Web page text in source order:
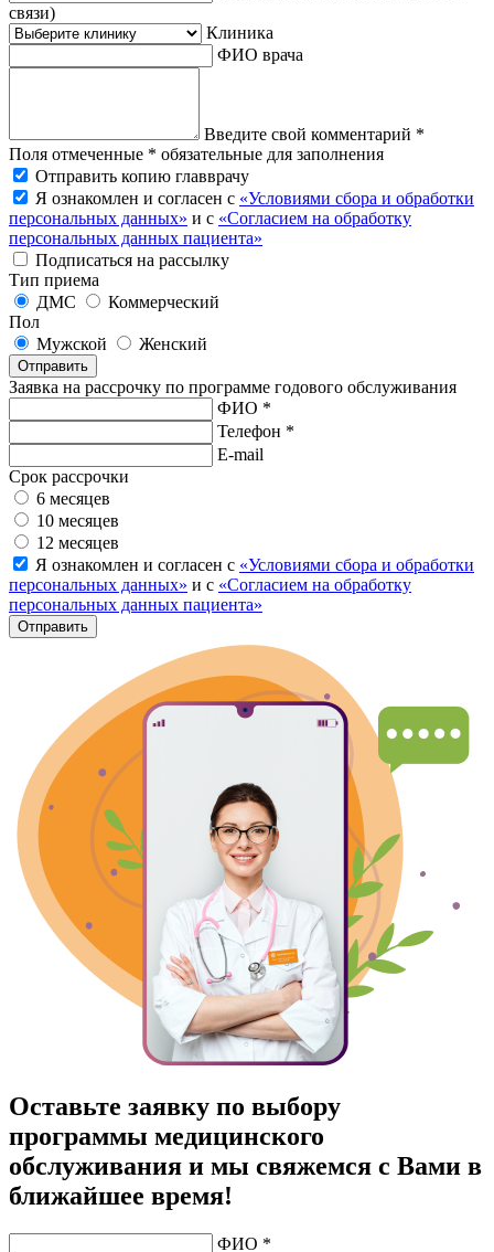
связи)
Клиника
ФИО врача
Введите свой комментарий *
Поля отмеченные * обязательные для заполнения
Отправить копию главврачу
Я ознакомлен и согласен с «Условиями сбора и обработки
персональных данных» и с «Согласием на обработку
персональных данных пациента»
Подписаться на рассылку
Тип приема
ДМС
Коммерческий
Пол
Мужской
Женский
Отправить
Заявка на рассрочку по программе годового обслуживания
ФИО *
Телефон *
E-mail
Срок рассрочки
6 месяцев
10 месяцев
12 месяцев
Я ознакомлен и согласен с «Условиями сбора и обработки
персональных данных» и с «Согласием на обработку
персональных данных пациента»
Отправить
Оставьте заявку по выбору
программы медицинского
обслуживания и мы свяжемся с Вами в
ближайшее время!
ФИО *